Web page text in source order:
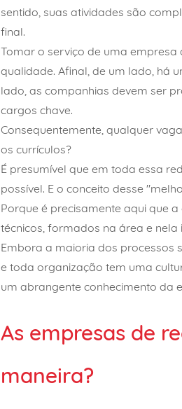
sentido, suas atividades são
final.
Tomar o serviço de uma
qualidade. Afinal, de um lado, há
lado, as companhias devem ser
cargos chave.
Consequentemente, qualquer
os currículos?
É presumível que em toda essa
possível. E o conceito desse
Porque é precisamente aqui que
técnicos, formados na área e
Embora a maioria dos processos
e toda organização tem uma
um abrangente conhecimento da
As empresas de
maneira?